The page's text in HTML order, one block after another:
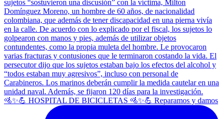
🚵✨💪 HOSPITAL DE BICICLETAS 🚵✨💪 Reparamos y damos